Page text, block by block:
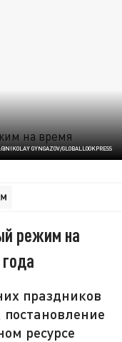
GYNGAZOV/GLOBALLOOKPRESS
режим на
праздников
ресурсе